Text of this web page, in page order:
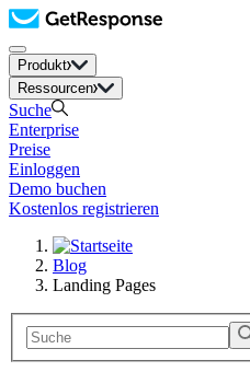
Produkt
Ressourcen
Suche
Enterprise
Preise
Einloggen
Demo buchen
Kostenlos registrieren
Blog
Landing Pages